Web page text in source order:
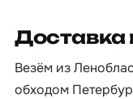
Доставка
Везём из
обходом